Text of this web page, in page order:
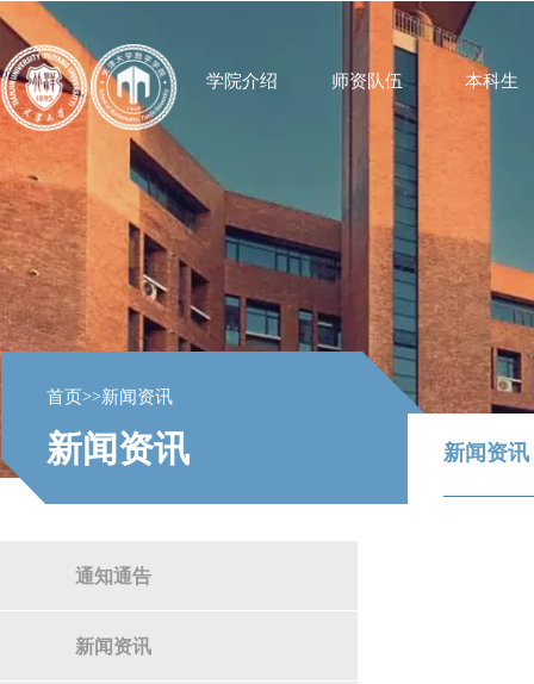
学院介绍 师资队伍 本科生
首页>>新闻资讯
新闻资讯
通知通告
新闻资讯
新闻资讯